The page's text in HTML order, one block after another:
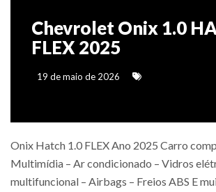
Chevrolet Onix 1.0
FLEX 2025
19 de maio de 2026
Onix Hatch 1.0 FLEX Ano 2025 Carro
Multimídia – Ar condicionado – Vidros
multifuncional – Airbags – Freios ABS E